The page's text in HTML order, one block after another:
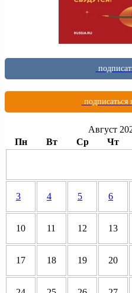
подписаться
Август
Пн
Вт Ср Чт
3 4 5 6
10 11 12 13
17 18 19 20